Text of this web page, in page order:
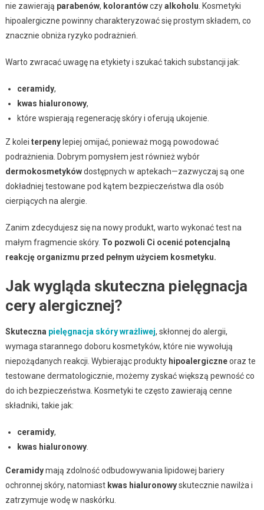
nie zawierają parabenów, kolorantówczyalkoholu . Kosmetyki
hipoalergiczne powinny charakteryzować się prostym składem, co
znacznie obniża ryzyko podrażnień.
Warto zwracać uwagę na etykiety i szukać takich substancji jak:
ceramidy,
kwas hialuronowy,
które wspierają regenerację skóry i oferują ukojenie.
Z kolei terpenylepiej omijać, ponieważ mogą powodować
podrażnienia. Dobrym pomysłem jest również wybór
dermokosmetykówdostępnych w aptekach—zazwyczaj są one
dokładniej testowane pod kątem bezpieczeństwa dla osób
cierpiących na alergie.
Zanim zdecydujesz się na nowy produkt, warto wykonać test na
małym fragmencie skóry. To pozwoli Ci ocenić potencjalną
reakcję organizmu przed pełnym użyciem kosmetyku.
Jak wygląda skuteczna pielęgnacja
cery alergicznej?
Skuteczna pielęgnacja skóry wrażliwej, skłonnej do alergii,
wymaga starannego doboru kosmetyków, które nie wywołują
niepożądanych reakcji. Wybierając produkty hipoalergiczneoraz te
testowane dermatologicznie, możemy zyskać większą pewność co
do ich bezpieczeństwa. Kosmetyki te często zawierają cenne
składniki, takie jak:
ceramidy,
kwas hialuronowy.
Ceramidymają zdolność odbudowywania lipidowej bariery
ochronnej skóry, natomiast kwas hialuronowyskutecznie nawilża i
zatrzymuje wodę w naskórku.